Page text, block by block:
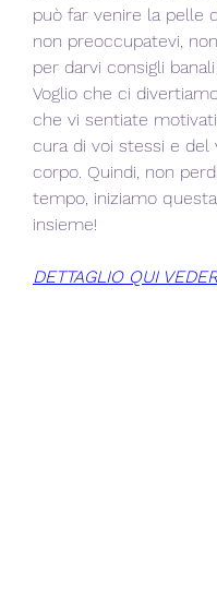
può far venire la pelle
non preoccupatevi,
per darvi consigli
Voglio che ci
che vi sentiate
cura di voi stessi e del
corpo. Quindi, non
tempo, iniziamo
insieme!
DETTAGLIO QUI